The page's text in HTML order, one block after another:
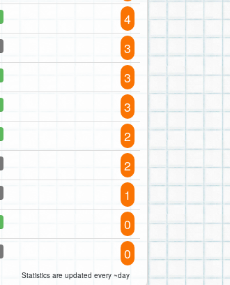
4
3
3
3
2
2
1
0
0
Statistics are updated every ~day